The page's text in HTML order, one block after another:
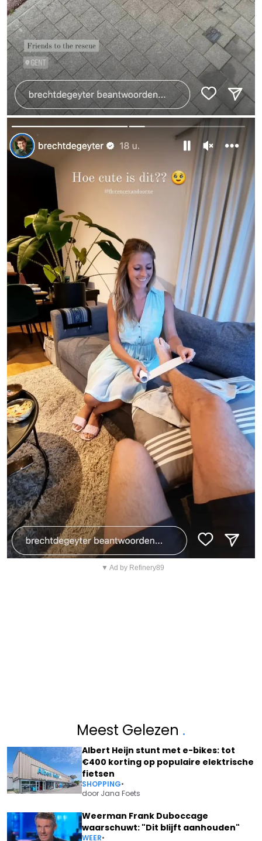
▼ Ad by Refinery89
Meest Gelezen .
Albert Heijn stunt met e-bikes: tot
€400 korting op populaire elektrische
fietsen
SHOPPING•
door Jana Foets
Weerman Frank Duboccage
waarschuwt: "Dit blijft aanhouden"
WEER•